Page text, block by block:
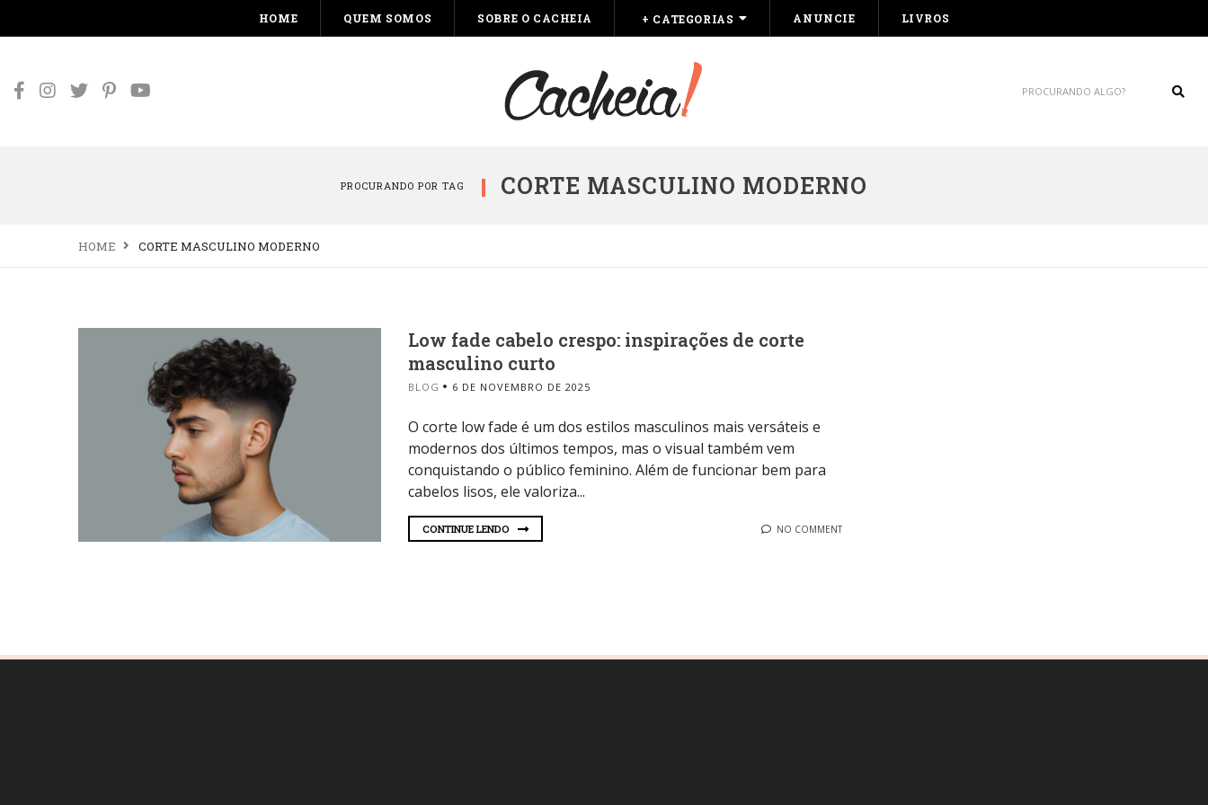
HOME QUEM SOMOS SOBRE O CACHEIA + CATEGORIAS ANUNCIE LIVROS
PROCURANDO POR TAG CORTE MASCULINO MODERNO
HOME CORTE MASCULINO MODERNO
Low fade cabelo crespo: inspirações de corte
masculino curto
BLOG 6 DE NOVEMBRO DE 2025
O corte low fade é um dos estilos masculinos mais versáteis e
modernos dos últimos tempos, mas o visual também vem
conquistando o público feminino. Além de funcionar bem para
cabelos lisos, ele valoriza...
CONTINUE LENDO NO COMMENT